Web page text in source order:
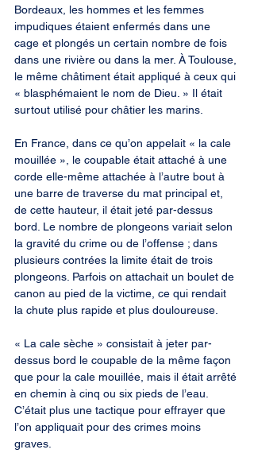
Bordeaux, les hommes et les femmes
impudiques étaient enfermés dans une
cage et plongés un certain nombre de fois
dans une rivière ou dans la mer. À Toulouse,
le même châtiment était appliqué à ceux qui
« blasphémaient le nom de Dieu. » Il était
surtout utilisé pour châtier les marins.
En France, dans ce qu’on appelait « la cale
mouillée », le coupable était attaché à une
corde elle-même attachée à l’autre bout à
une barre de traverse du mat principal et,
de cette hauteur, il était jeté par-dessus
bord. Le nombre de plongeons variait selon
la gravité du crime ou de l’offense ; dans
plusieurs contrées la limite était de trois
plongeons. Parfois on attachait un boulet de
canon au pied de la victime, ce qui rendait
la chute plus rapide et plus douloureuse.
« La cale sèche » consistait à jeter par-
dessus bord le coupable de la même façon
que pour la cale mouillée, mais il était arrêté
en chemin à cinq ou six pieds de l’eau.
C’était plus une tactique pour effrayer que
l’on appliquait pour des crimes moins
graves.